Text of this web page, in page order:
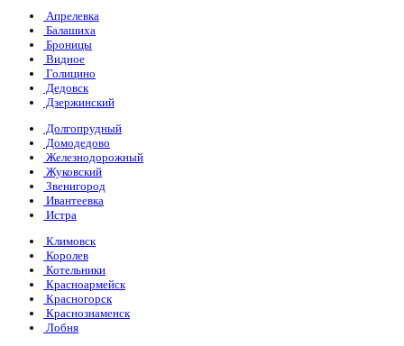
Апрелевка
Балашиха
Броницы
Видное
Голицино
Дедовск
Дзержинский
Долгопрудный
Домодедово
Железнодорожный
Жуковский
Звенигород
Ивантеевка
Истра
Климовск
Королев
Котельники
Красноармейск
Красногорск
Краснознаменск
Лобня